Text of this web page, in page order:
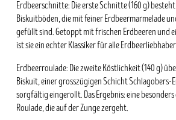
Erdbeerschnitte: Die erste Schnitte (160 g)
Biskuitböden, die mit feiner Erdbeermarmelade
gefüllt sind. Getoppt mit frischen Erdbeeren und
ist sie ein echter Klassiker für alle
Erdbeerroulade: Die zweite Köstlichkeit (140 g)
Biskuit, einer grosszügigen Schicht Schlagobers-
sorgfältig eingerollt. Das Ergebnis: eine
Roulade, die auf der Zunge zergeht.